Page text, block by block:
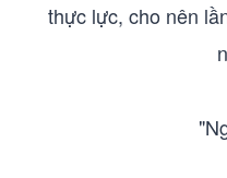
thực lực, cho nên